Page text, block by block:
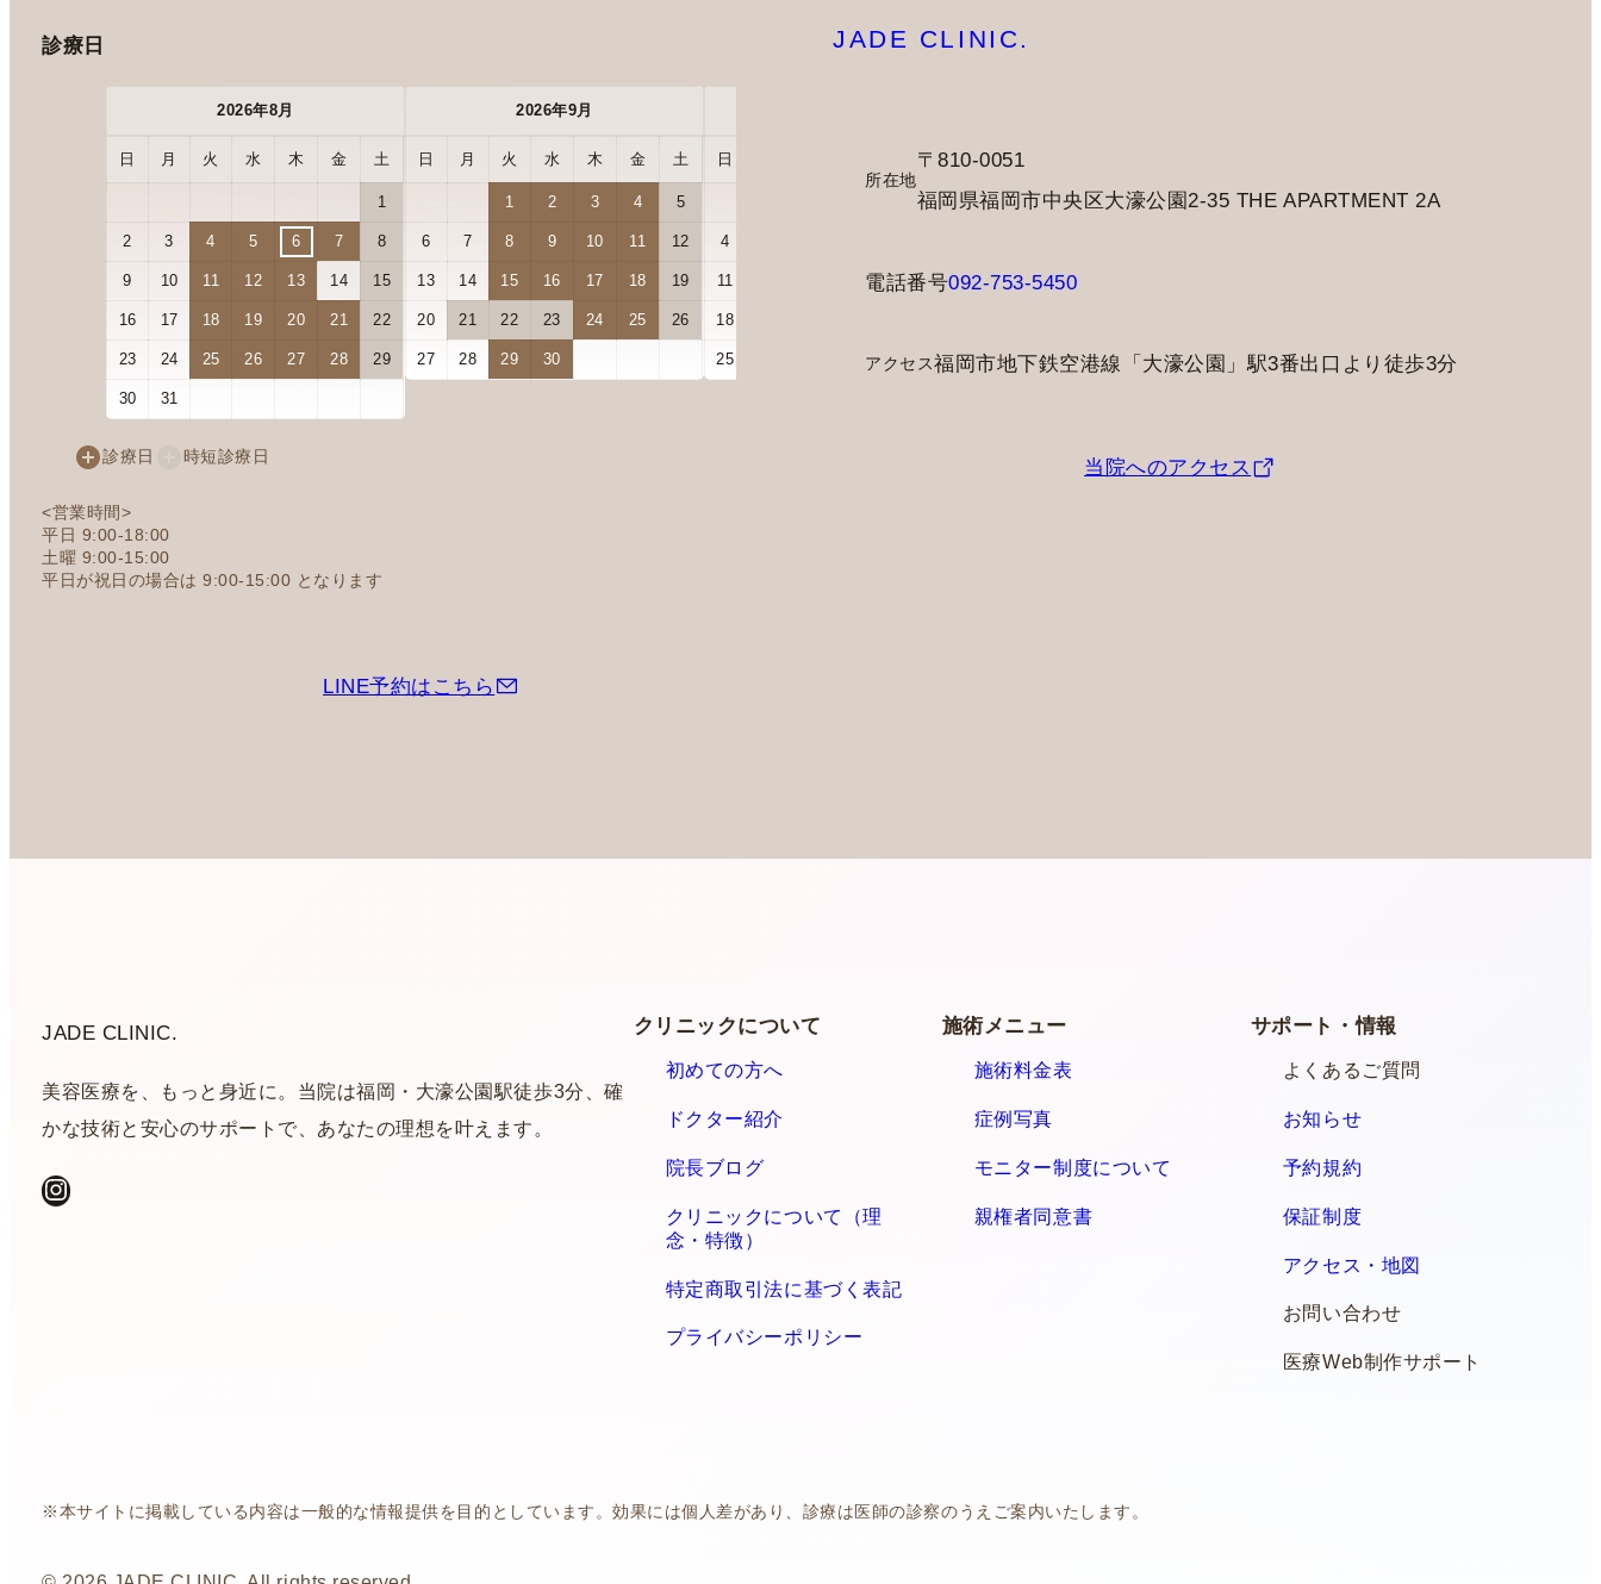
診療日
2026年8月
日 月 火 水 木 金 土
1
2 3 4 5 6 7 8
9 10 11 12 13 14 15
16 17 18 19 20 21 22
23 24 25 26 27 28 29
30 31
2026年9月
日 月 火 水 木 金 土
1 2 3 4 5
6 7 8 9 10 11 12
13 14 15 16 17 18 19
20 21 22 23 24 25 26
27 28 29 30
日 金 土
2 3
4
11 15 16 17
18
25 29 30 31
診療日 時短診療日
<営業時間>
平日 9:00-18:00
土曜 9:00-15:00
平日が祝日の場合は 9:00-15:00 となります
LINE予約はこちら
JADE CLINIC.
所在地
〒810-0051
福岡県福岡市中央区大濠公園2-35 THE APARTMENT 2A
電話番号092-753-5450
アクセス福岡市地下鉄空港線「大濠公園」駅3番出口より徒歩3分
当院へのアクセス
JADE CLINIC.
美容医療を、もっと身近に。当院は福岡・大濠公園駅徒歩3分、確
かな技術と安心のサポートで、あなたの理想を叶えます。
Instagram
クリニックについて
初めての方へ
ドクター紹介
院長ブログ
クリニックについて（理
念・特徴）
特定商取引法に基づく表記
プライバシーポリシー
施術メニュー
施術料金表
症例写真
モニター制度について
親権者同意書
サポート・情報
よくあるご質問
お知らせ
予約規約
保証制度
アクセス・地図
お問い合わせ
医療Web制作サポート
※本サイトに掲載している内容は一般的な情報提供を目的としています。効果には個人差があり、診療は医師の診察のうえご案内いたします。